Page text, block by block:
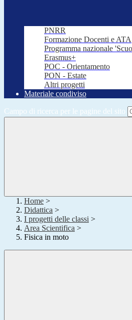
PNRR
Formazione Docenti e ATA
Programma nazionale
Erasmus+
POC - Orientamento
PON - Estate
Altri progetti
Materiale condiviso
Campo di ricerca per le pagine del sito
Home >
Didattica >
I progetti delle classi >
Area Scientifica >
Fisica in moto